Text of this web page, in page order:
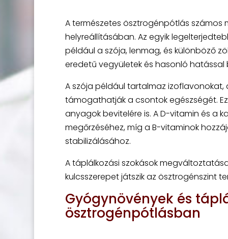
A természetes ösztrogénpótlás számos
helyreállításában. Az egyik
például a szója, lenmag, és különböző
eredetű vegyületek és hasonló hatással
A szója például tartalmaz
támogathatják a csontok egészségét.
anyagok bevitelére is. A D-vitamin és a
megőrzéséhez, míg a B-vitaminok
stabilizálásához.
A táplálkozási szokások
kulcsszerepet játszik az ösztrogénszint
Gyógynövények és
ösztrogénpótlásban